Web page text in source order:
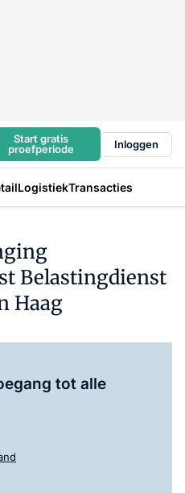
Start gratis
proefperiode
Inloggen
LogistiekTransacties
Belastingdienst
Haag
tot alle